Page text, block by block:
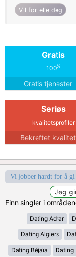
Vil fortelle deg
Gratis
100%
Gratis tjenester
Seriøs
kvalitetsprofiler
Bekreftet kvalitet
Vi jobber hardt for å gi
Finn singler i
Dating Adrar
Dating Algiers
Dating Béjaïa Dating